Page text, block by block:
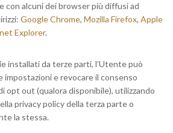
con alcuni dei browser più diffusi ad
Google Chrome, Mozilla Firefox, Apple
Explorer.
installati da terze parti, l’Utente può
e revocare il consenso
opt out (qualora disponibile), utilizzando
privacy policy della terza parte o
la stessa.